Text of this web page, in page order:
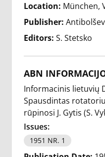
Location: München,
Publisher:
Editors: S. Stetsko
ABN
Informacinis lietuvių
Spausdintas
rūpinosi J. Gytis (S.
Issues:
1951 NR. 1